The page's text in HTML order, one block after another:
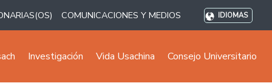
COMUNICACIONES Y MEDIOS IDIOMAS
Investigación Vida Usachina Consejo Universitario